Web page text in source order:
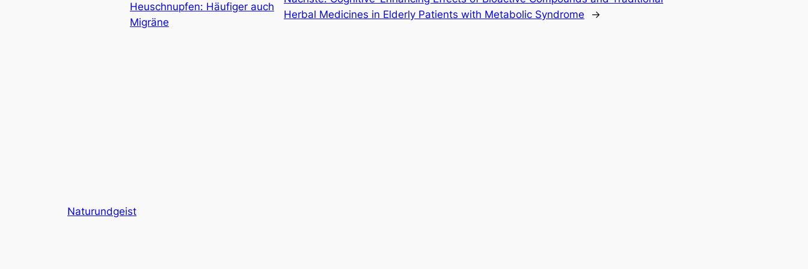
Heuschnupfen: Häufiger auch
Migräne
Herbal Medicines in Elderly Patients with Metabolic Syndrome
→
Naturundgeist